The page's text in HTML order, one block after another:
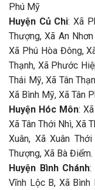
Phú Mỹ
Huyện Củ Chi: Xã
Thượng, Xã An
Xã Phú Hòa Đông,
Thạnh, Xã Phước
Thái Mỹ, Xã Tân
Xã Bình Mỹ, Xã Tân
Huyện Hóc Môn:
Xã Tân Thới Nhì, Xã
Xuân, Xã Xuân
Thượng, Xã Bà Điểm.
Huyện Bình Chánh:
Vĩnh Lộc B, Xã Bình